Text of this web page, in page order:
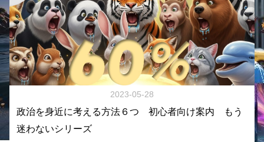
2023-05-28
政治を身近に考える方法６つ 初心者向け案内 もう
迷わないシリーズ